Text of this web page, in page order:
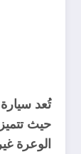
حيث
الوعرة